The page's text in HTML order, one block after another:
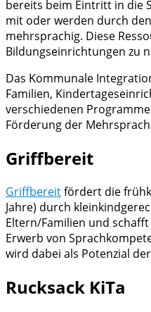
bereits beim Eintritt in die
mit oder werden durch
mehrsprachig. Diese
Bildungseinrichtungen zu
Das Kommunale
Familien,
verschiedenen
Förderung der
Griffbereit
Griffbereitfördert die
Jahre) durch
Eltern/Familien und
Erwerb von
wird dabei als Potenzial
Rucksack KiTa